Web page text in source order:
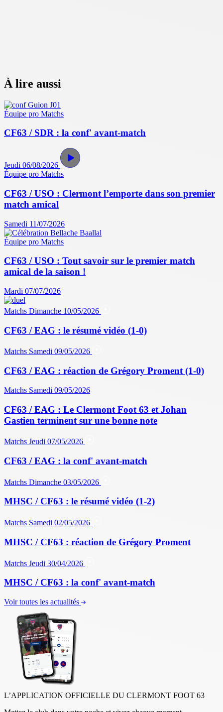
À lire aussi
Équipe pro Matchs
CF63 / SDR : la conf' avant-match
Jeudi 06/08/2026
Équipe pro Matchs
CF63 / USO : Clermont l’emporte dans son premier
match amical
Samedi 11/07/2026
Équipe pro Matchs
CF63 / USO : Tout savoir sur le premier match
amical de la saison !
Mardi 07/07/2026
Matchs Dimanche 10/05/2026
CF63 / EAG : le résumé vidéo (1-0)
Matchs Samedi 09/05/2026
CF63 / EAG : réaction de Grégory Proment (1-0)
Matchs Samedi 09/05/2026
CF63 / EAG : Le Clermont Foot 63 et Johan
Gastien terminent sur une bonne note
Matchs Jeudi 07/05/2026
CF63 / EAG : la conf' avant-match
Matchs Dimanche 03/05/2026
MHSC / CF63 : le résumé vidéo (1-2)
Matchs Samedi 02/05/2026
MHSC / CF63 : réaction de Grégory Proment
Matchs Jeudi 30/04/2026
MHSC / CF63 : la conf' avant-match
Voir toutes les actualités
L’APPLICATION OFFICIELLE DU CLERMONT FOOT 63